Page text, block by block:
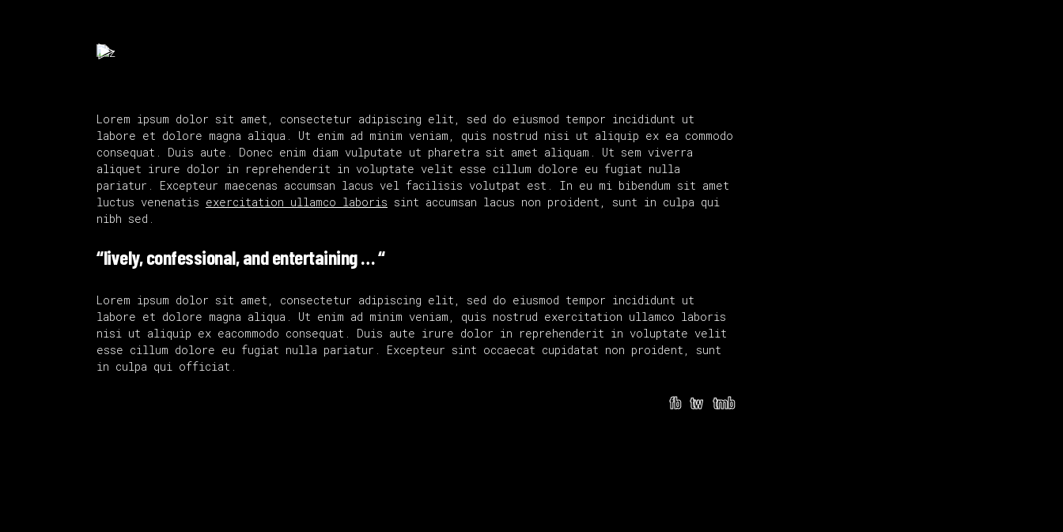
Lorem ipsum dolor sit amet, consectetur adipiscing elit, sed do eiusmod tempor incididunt ut
labore et dolore magna aliqua. Ut enim ad minim veniam, quis nostrud nisi ut aliquip ex ea commodo
consequat. Duis aute. Donec enim diam vulputate ut pharetra sit amet aliquam. Ut sem viverra
aliquet irure dolor in reprehenderit in voluptate velit esse cillum dolore eu fugiat nulla
pariatur. Excepteur maecenas accumsan lacus vel facilisis volutpat est. In eu mi bibendum sit amet
luctus venenatis exercitation ullamco laboris sint accumsan lacus non proident, sunt in culpa qui
nibh sed.
“lively, confessional, and entertaining … “
Lorem ipsum dolor sit amet, consectetur adipiscing elit, sed do eiusmod tempor incididunt ut
labore et dolore magna aliqua. Ut enim ad minim veniam, quis nostrud exercitation ullamco laboris
nisi ut aliquip ex eacommodo consequat. Duis aute irure dolor in reprehenderit in voluptate velit
esse cillum dolore eu fugiat nulla pariatur. Excepteur sint occaecat cupidatat non proident, sunt
in culpa qui officiat.
fb tw tmb